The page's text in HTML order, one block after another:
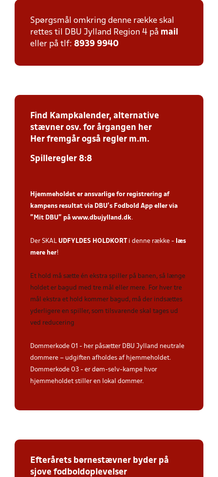
Spørgsmål omkring denne række skal
rettes til DBU Jylland Region 4 på mail
eller på tlf: 8939 9940
Find Kampkalender, alternative
stævner osv. for årgangen her
Her fremgår også regler m.m.
Spilleregler 8:8
Hjemmeholdet er ansvarlige for registrering af
kampens resultat via DBU’s Fodbold App eller via
”Mit DBU” på www.dbujylland.dk.
Der SKAL UDFYLDES HOLDKORTi denne række - læs
mere her!
Et hold må sætte én ekstra spiller på banen, så længe
holdet er bagud med tre mål eller mere. For hver tre
mål ekstra et hold kommer bagud, må der indsættes
yderligere en spiller, som tilsvarende skal tages ud
ved reducering
Dommerkode 01 - her påsætter DBU Jylland neutrale
dommere – udgiften afholdes af hjemmeholdet.
Dommerkode 03 - er døm-selv-kampe hvor
hjemmeholdet stiller en lokal dommer.
Efterårets børnestævner byder på
sjove fodboldoplevelser